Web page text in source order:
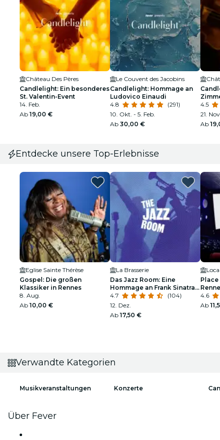
Château Des Pères
Candlelight: Ein besonderes
St. Valentin-Event
14. Feb.
Ab 19,00 €
Le Couvent des Jacobins
Candlelight: Hommage an
Ludovico Einaudi
4.8
(291)
10. Okt. - 5. Feb.
Ab 30,00 €
4.5
21.
Ab
Entdecke unsere Top-Erlebnisse
Eglise Sainte Thérèse
Gospel: Die großen
Klassiker in Rennes
8. Aug.
Ab 10,00 €
La Brasserie
Das Jazz Room: Eine
Hommage an Frank Sinatra
und Louis Armstrong
4.7
(104)
12. Dez.
Ab 17,50 €
Place
4.6
Ab
Verwandte Kategorien
Musikveranstaltungen Konzerte
Über Fever